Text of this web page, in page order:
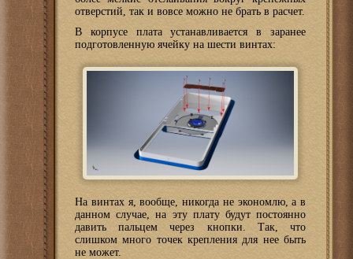
отверстий, так и вовсе можно не брать в расчет.
В корпусе плата устанавливается в заранее
подготовленную ячейку на шести винтах:
На винтах я, вообще, никогда не экономлю, а в
данном случае, на эту плату будут постоянно
давить пальцем через кнопки. Так, что
слишком много точек крепления для нее быть
не может.